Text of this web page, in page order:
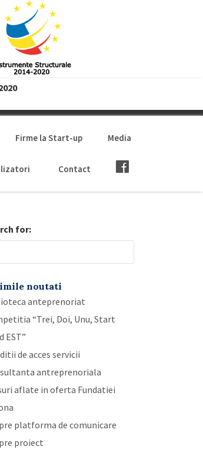
Firme la Start-up Media
Contact
for:
noutati
anteprenoriat
“Trei, Doi, Unu, Start
EST”
de acces servicii
antreprenoriala
aflate in oferta Fundatiei
platforma de comunicare
proiect